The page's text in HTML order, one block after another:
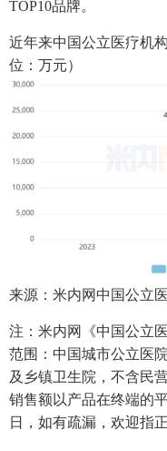
TOP10品牌。
近年来中国公立医疗机
位：万元）
来源：米内网中国公立
注：米内网《中国公立
范围：中国城市公立医
及乡镇卫生院，不含民
销售额以产品在终端的
日，如有疏漏，欢迎指正